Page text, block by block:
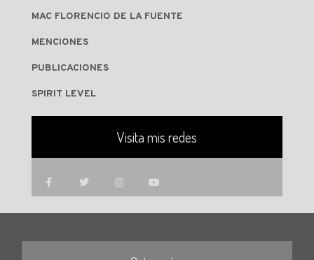
MAC FLORENCIO DE LA FUENTE
MENCIONES
PUBLICACIONES
SPIRIT LEVEL
Visita mis redes